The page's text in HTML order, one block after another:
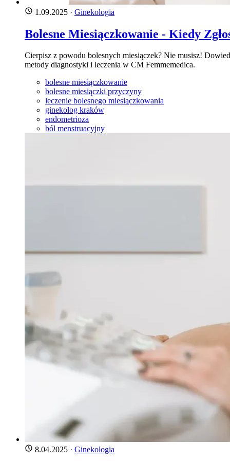
1.09.2025 · Ginekologia
Bolesne Miesiączkowanie - Kiedy
Cierpisz z powodu bolesnych miesiączek? Nie musisz!
metody diagnostyki i leczenia w CM Femmemedica.
bolesne miesiączkowanie
bolesne miesiączki przyczyny
leczenie bolesnego miesiączkowania
ginekolog kraków
endometrioza
ból menstruacyjny
8.04.2025 · Ginekologia